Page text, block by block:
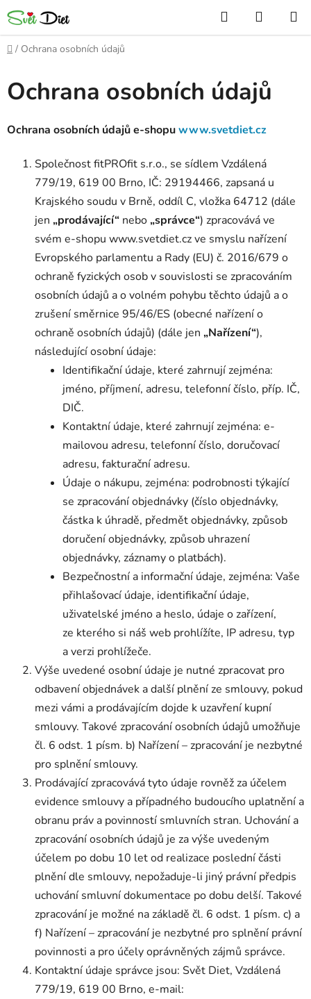
Přejít
na
obsah
Hledat
KOŠÍK
Domů
/ Ochrana osobních údajů
Ochrana osobních údajů
Ochrana osobních údajů e-shopuwww.svetdiet.cz
Společnost fitPROfit s.r.o., se sídlem Vzdálená
779/19, 619 00 Brno, IČ: 29194466, zapsaná u
Krajského soudu v Brně, oddíl C, vložka 64712 (dále
jen „prodávající“ nebo„správce“) zpracovává ve
svém e-shopu www.svetdiet.cz ve smyslu nařízení
Evropského parlamentu a Rady (EU) č. 2016/679 o
ochraně fyzických osob v souvislosti se zpracováním
osobních údajů a o volném pohybu těchto údajů a o
zrušení směrnice 95/46/ES (obecné nařízení o
ochraně osobních údajů) (dále jen „Nařízení“),
následující osobní údaje:
Identifikační údaje, které zahrnují zejména:
jméno, příjmení, adresu, telefonní číslo, příp. IČ,
DIČ.
Kontaktní údaje, které zahrnují zejména: e-
mailovou adresu, telefonní číslo, doručovací
adresu, fakturační adresu.
Údaje o nákupu, zejména: podrobnosti týkající
se zpracování objednávky (číslo objednávky,
částka k úhradě, předmět objednávky, způsob
doručení objednávky, způsob uhrazení
objednávky, záznamy o platbách).
Bezpečnostní a informační údaje, zejména: Vaše
přihlašovací údaje, identifikační údaje,
uživatelské jméno a heslo, údaje o zařízení,
ze kterého si náš web prohlížíte, IP adresu, typ
a verzi prohlížeče.
Výše uvedené osobní údaje je nutné zpracovat pro
odbavení objednávek a další plnění ze smlouvy, pokud
mezi vámi a prodávajícím dojde k uzavření kupní
smlouvy. Takové zpracování osobních údajů umožňuje
čl. 6 odst. 1 písm. b) Nařízení – zpracování je nezbytné
pro splnění smlouvy.
Prodávající zpracovává tyto údaje rovněž za účelem
evidence smlouvy a případného budoucího uplatnění a
obranu práv a povinností smluvních stran. Uchování a
zpracování osobních údajů je za výše uvedeným
účelem po dobu 10 let od realizace poslední části
plnění dle smlouvy, nepožaduje-li jiný právní předpis
uchování smluvní dokumentace po dobu delší. Takové
zpracování je možné na základě čl. 6 odst. 1 písm. c) a
f) Nařízení – zpracování je nezbytné pro splnění právní
povinnosti a pro účely oprávněných zájmů správce.
Kontaktní údaje správce jsou: Svět Diet, Vzdálená
779/19, 619 00 Brno, e-mail: